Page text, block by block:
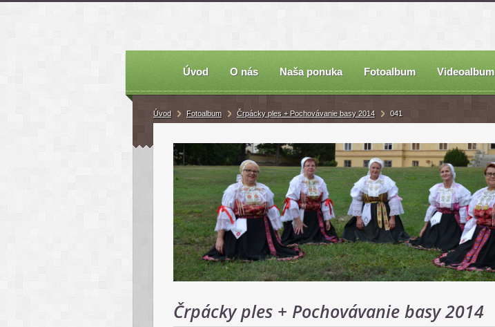
Úvod O nás Naša ponuka Fotoalbum Videoalbum
Úvod Fotoalbum Črpácky ples + Pochovávanie basy 2014 041
Črpácky ples + Pochovávanie basy 2014